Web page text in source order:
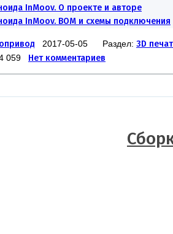
InMoov. О проекте и авторе
InMoov. BOM и схемы подключения
2017-05-05 Раздел: 3D
059 Нет комментариев